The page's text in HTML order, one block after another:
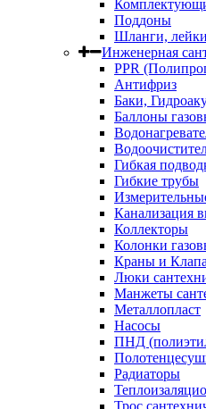
Поддоны
Шланги,
Инженерная
PPR
Антифриз
Баки,
Баллоны
Гибкая
Гибкие трубы
Канализация
Коллекторы
Колонки
Краны и
Люки
Манжеты
Металлопласт
Насосы
ПНД
Радиаторы
Трос